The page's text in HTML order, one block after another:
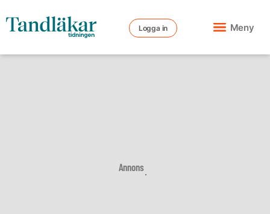
Logga in Meny
Annons